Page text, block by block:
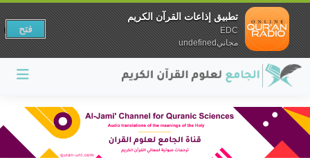
تطبيق إذاعات القرآن الكريم
EDC
مجانيundefined
فتح